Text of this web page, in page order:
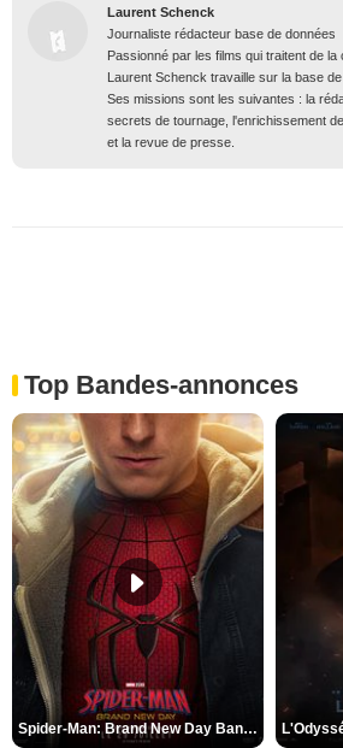
Laurent Schenck
Journaliste rédacteur base de données
Passionné par les films qui traitent de la
Laurent Schenck travaille sur la base
Ses missions sont les suivantes : la
secrets de tournage, l'enrichissement
et la revue de presse.
Top Bandes-annonces
Spider-Man: Brand New Day Bande-annonce VO STFR